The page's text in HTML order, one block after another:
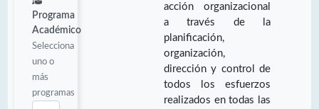
Programa
Académico
Selecciona
uno o
más
programas
acción organizacional
a través de la
planificación,
organización,
dirección y control de
todos los esfuerzos
realizados en todas las